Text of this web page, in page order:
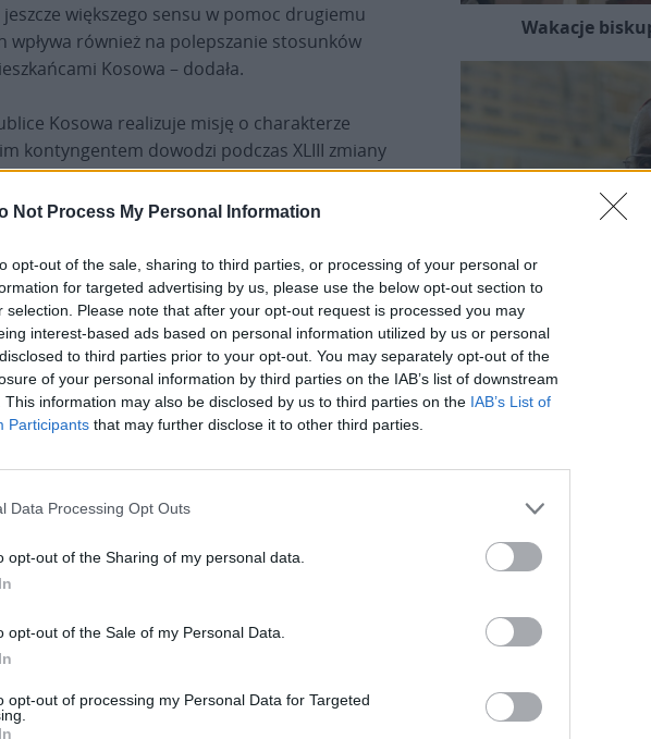
Not Process My Personal Information
opt-out of the sale, sharing to third parties, or processing of your personal or
for targeted advertising by us, please use the below opt-out section to
selection. Please note that after your opt-out request is processed you may
interest-based ads based on personal information utilized by us or personal
to third parties prior to your opt-out. You may separately opt-out of the
of your personal information by third parties on the IAB’s list of downstream
This information may also be disclosed by us to third parties on the IAB’s List of
Participants that may further disclose it to other third parties.
Data Processing Opt Outs
opt-out of the Sharing of my personal data.
opt-out of the Sale of my Personal Data.
opt-out of processing my Personal Data for Targeted
większego sensu w pomoc drugiemu
wpływa również na polepszanie stosunków
Kosowa – dodała.
Kosowa realizuje misję o charakterze
kontyngentem dowodzi podczas XLIII zmiany
PKW stanowią żołnierze 18 batalionu
ramach działalności operacyjnej PKW KFOR
porozumień i traktatów
międzynarodowych w celu stworzenia warunków
dla bezpiecznej egzystencji oraz normalizacji
w rejonie odpowiedzialności. Główny
wysiłek PKW skupiony jest na przeciwdziałaniu
oraz na wspieraniu władz lokalnych i
organów porządkowych w utrzymywaniu porządku
i bezpieczeństwa.
Wakacje
Kard. Sarah: